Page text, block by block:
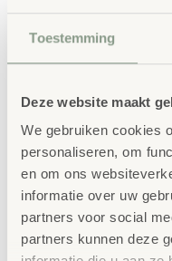
Toestemming
Deze website maakt
We gebruiken cookies
personaliseren, om
en om ons
informatie over uw
partners voor social
partners kunnen deze
leeromgeving
leerkrachten.
Waarom
Maatwerk
:
en onze ervaring